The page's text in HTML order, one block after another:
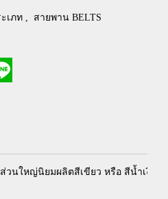
เภท , สายพาน BELTS
ส่วนใหญ่นิยมผลิตสีเขียว หรือ สีน้ำเงิน